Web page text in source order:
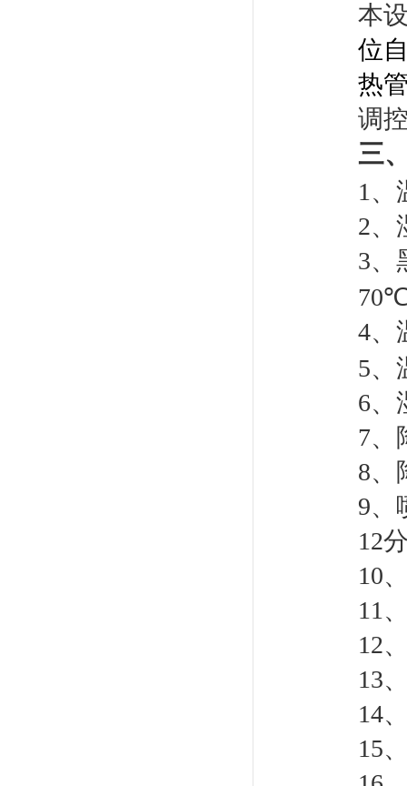
本
位
热
调
三
1 、
2、
3、
70
4、
5、
6、
7、
8、
9、
12
10
11
12
13
14
15